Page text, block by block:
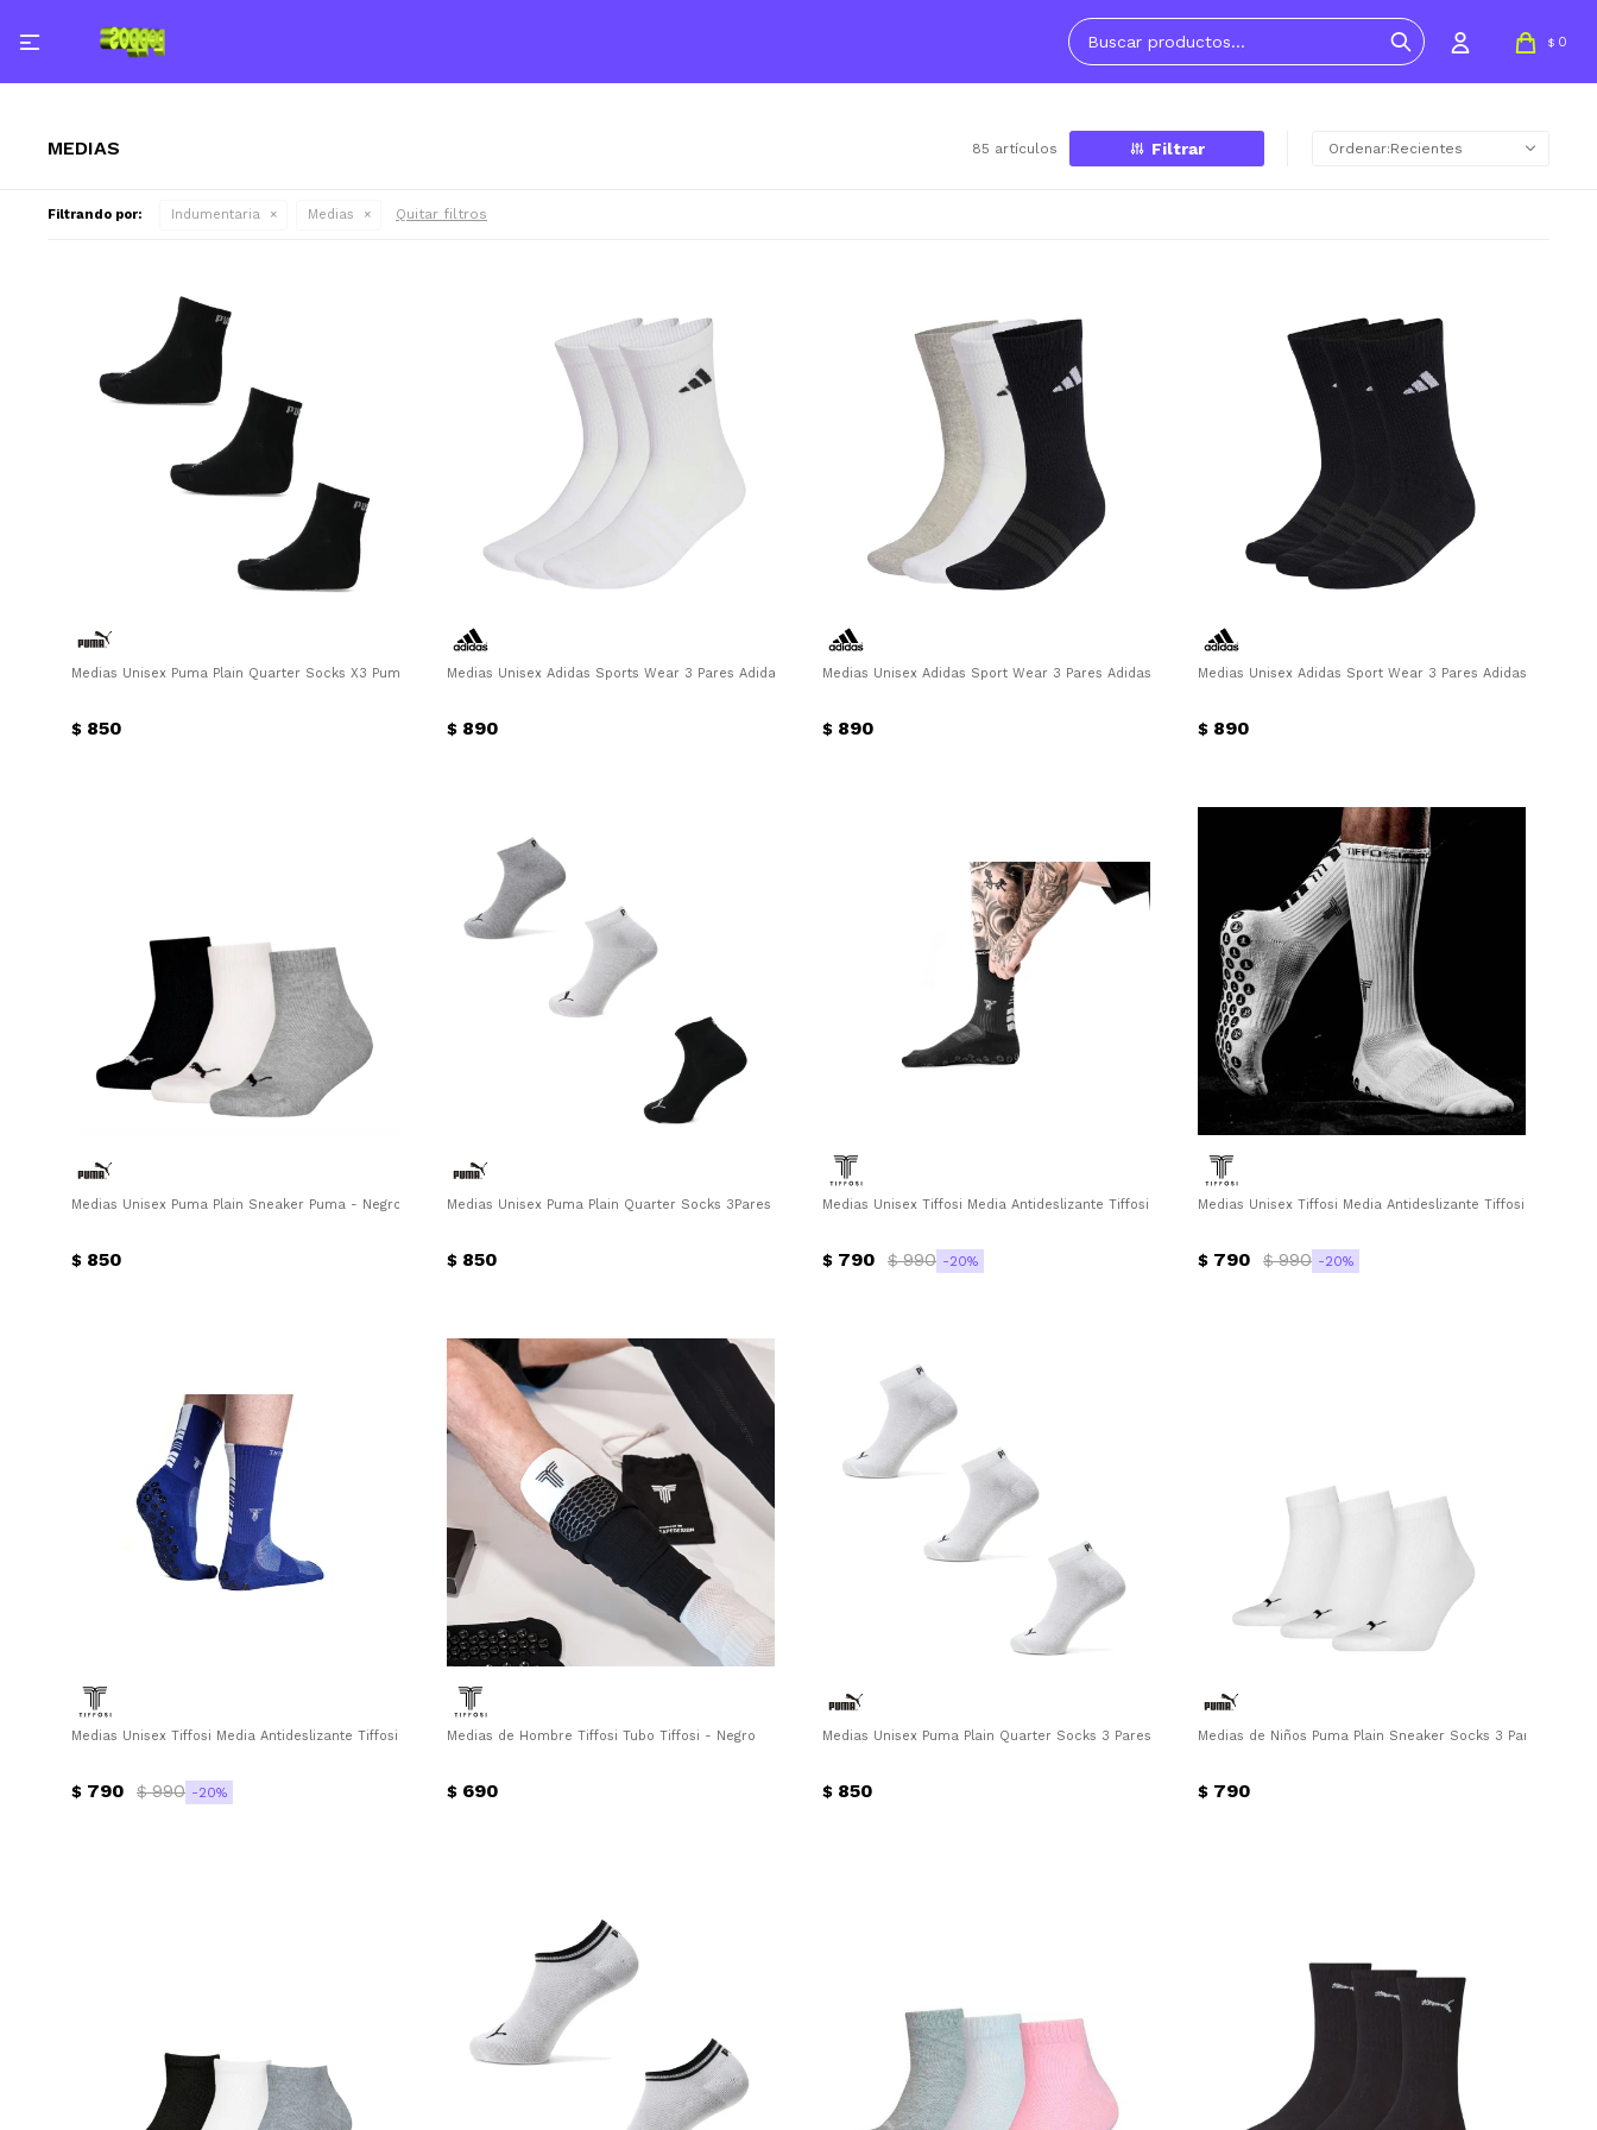
 $ 0
MEDIAS 85 artículos Recientes
Filtrando por: Indumentaria Medias Quitar filtros
Medias Unisex Puma Plain Quarter Socks X3 Puma - Negro
$ 850
Medias Unisex Adidas Sports Wear 3 Pares Adidas - Blanco
$ 890
Medias Unisex Adidas Sport Wear 3 Pares Adidas - Negro - Blanco - Gris
$ 890
Medias Unisex Adidas Sport Wear 3 Pares Adidas - Negro
$ 890
Medias Unisex Puma Plain Sneaker Puma - Negro - Blanco - Gris
$ 850
Medias Unisex Puma Plain Quarter Socks 3Pares Puma - Gris - Blanco
$ 850
Medias Unisex Tiffosi Media Antideslizante Tiffosi - Negro
$ 790 $ 990 20
Medias Unisex Tiffosi Media Antideslizante Tiffosi - Blanco
$ 790 $ 990 20
Medias Unisex Tiffosi Media Antideslizante Tiffosi - Azul
$ 790 $ 990 20
Medias de Hombre Tiffosi Tubo Tiffosi - Negro
$ 690
Medias Unisex Puma Plain Quarter Socks 3 Pares Puma - Blanco
$ 850
Medias de Niños Puma Plain Sneaker Socks 3 Pares Puma
$ 790